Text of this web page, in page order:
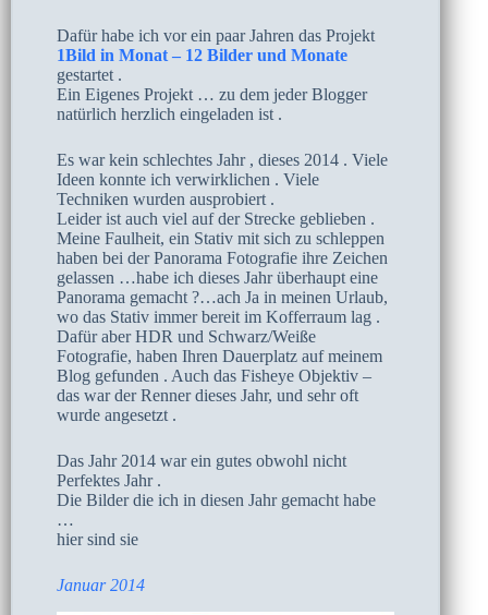
Dafür habe ich vor ein paar Jahren das Projekt
1Bild in Monat – 12 Bilder und Monate
gestartet .
Ein Eigenes Projekt … zu dem jeder Blogger
natürlich herzlich eingeladen ist .
Es war kein schlechtes Jahr , dieses 2014 . Viele
Ideen konnte ich verwirklichen . Viele
Techniken wurden ausprobiert .
Leider ist auch viel auf der Strecke geblieben .
Meine Faulheit, ein Stativ mit sich zu schleppen
haben bei der Panorama Fotografie ihre Zeichen
gelassen …habe ich dieses Jahr überhaupt eine
Panorama gemacht ?…ach Ja in meinen Urlaub,
wo das Stativ immer bereit im Kofferraum lag .
Dafür aber HDR und Schwarz/Weiße
Fotografie, haben Ihren Dauerplatz auf meinem
Blog gefunden . Auch das Fisheye Objektiv –
das war der Renner dieses Jahr, und sehr oft
wurde angesetzt .
Das Jahr 2014 war ein gutes obwohl nicht
Perfektes Jahr .
Die Bilder die ich in diesen Jahr gemacht habe
…
hier sind sie
Januar 2014